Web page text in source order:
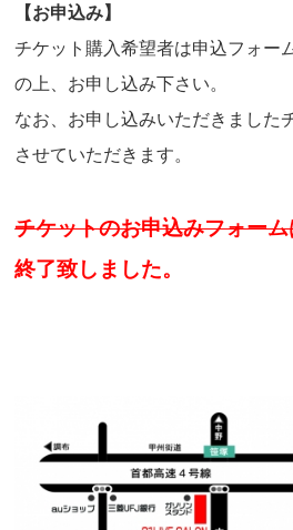
【お申込み】
チケット購入希望者は申込フォー
の上、お申し込み下さい。
なお、お申し込みいただきました
させていただきます。
チケットのお申込みフォー
終了致しました。